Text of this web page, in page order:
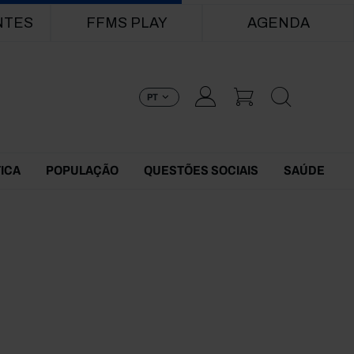
FFMS PLAY AGENDA
PT
POPULAÇÃO QUESTÕES SOCIAIS SAÚDE